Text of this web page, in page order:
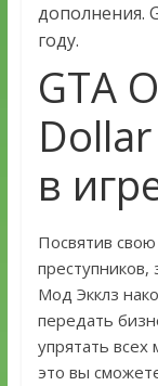
дополнения.
году.
GTA
в
Посвятив
преступников,
Мод Экклз
передать
упрятать
это вы